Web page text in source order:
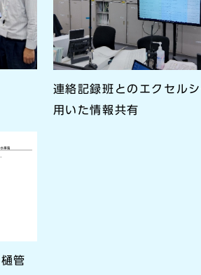
連絡記録班とのエクセル
用いた情報共有
管